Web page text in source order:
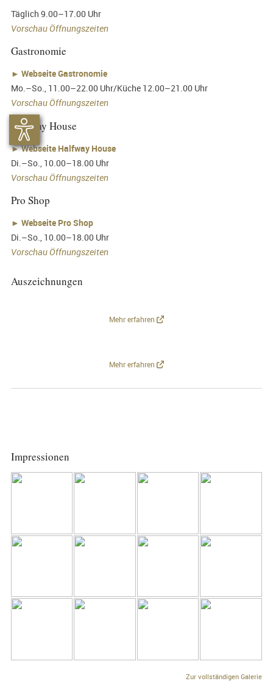
Täglich 9.00–17.00 Uhr
Vorschau Öffnungszeiten
Gastronomie
► Webseite Gastronomie
Mo.–So., 11.00–22.00 Uhr/Küche 12.00–21.00 Uhr
Vorschau Öffnungszeiten
Halfway House
►Webseite Halfway House
Di.–So., 10.00–18.00 Uhr
Vorschau Öffnungszeiten
Pro Shop
► Webseite Pro Shop
Di.–So., 10.00–18.00 Uhr
Vorschau Öffnungszeiten
Auszeichnungen
Mehr erfahren
Mehr erfahren
Impressionen
Zur vollständigen Galerie